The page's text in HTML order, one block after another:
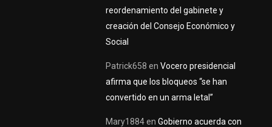
reordenamiento del gabinete y
creación del Consejo Económico y
Social
Patrick658 en Vocero presidencial
afirma que los bloqueos “se han
convertido en un arma letal”
Mary1884en Gobierno acuerda con